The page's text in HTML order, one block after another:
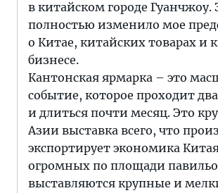
в китайском городе Гуанчжоу.
полностью изменило мое
о Китае, китайских товарах и
бизнесе.
Кантонская ярмарка – это
событие, которое проходит два
и длиться почти месяц. Это
Азии выставка всего, что
экспортирует экономика
огромных по площади
выставляются крупные и